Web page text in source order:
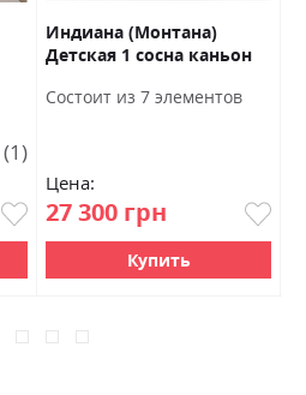
(1)
Индиана (Монтана)
Детская 1 сосна каньон
Состоит из 7 элементов
Цена:
27 300 грн
Купить